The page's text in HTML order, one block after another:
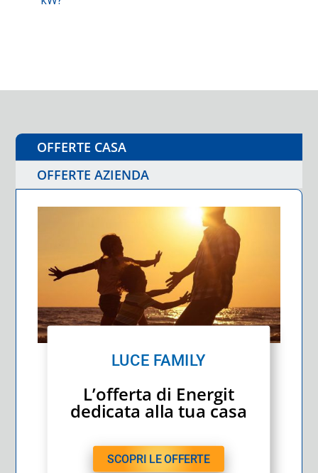
OFFERTE CASA
OFFERTE AZIENDA
LUCE FAMILY
L’offerta di Energit
dedicata alla tua casa
SCOPRI LE OFFERTE